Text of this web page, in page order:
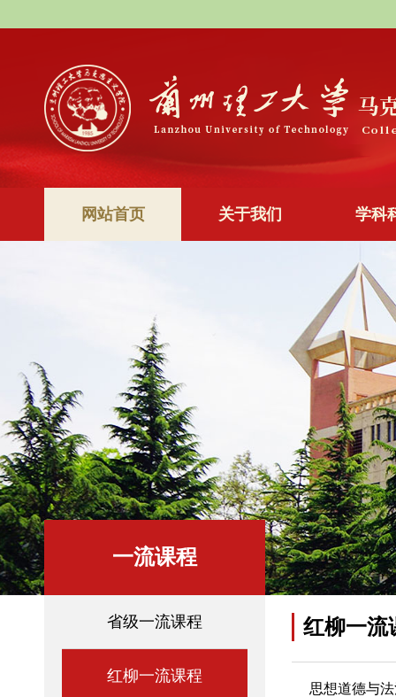
网站首页 关于我们 学科
一流课程
省级一流课程
红柳一流课程
红柳一流
思想道德与